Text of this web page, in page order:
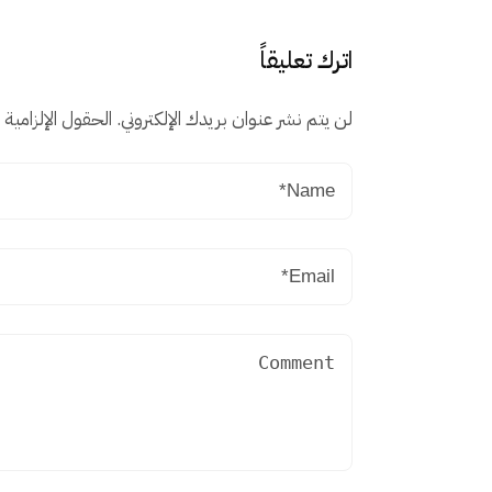
اترك تعليقاً
لن يتم نشر عنوان بريدك الإلكتروني. الحقول